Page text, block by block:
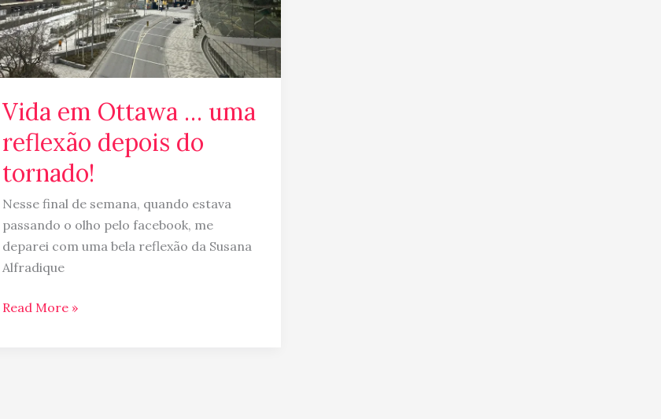
Vida em Ottawa … uma
reflexão depois do
tornado!
Nesse final de semana, quando estava
passando o olho pelo facebook, me
deparei com uma bela reflexão da Susana
Alfradique
do
tornado!
Read More »